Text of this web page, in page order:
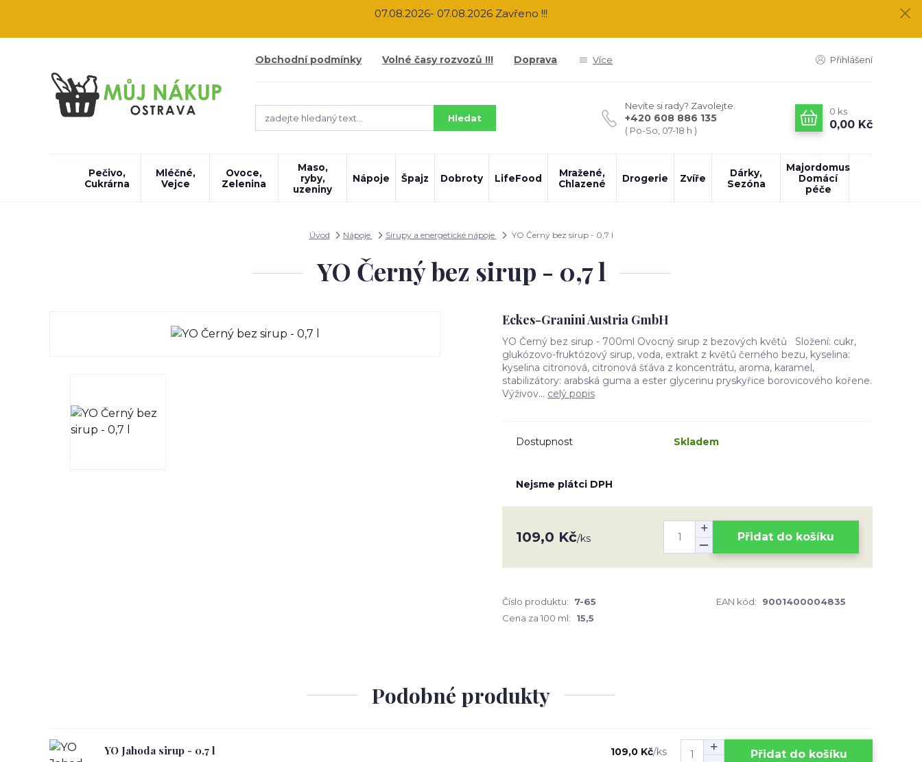
07.08.2026- 07.08.2026 Zavřeno !!!
Obchodní podmínky Volné časy rozvozů !!! Doprava Více Přihlášení
Hledat
Nevíte si rady? Zavolejte.
+420 608 886 135
( Po-So, 07-18 h )
0 ks
0,00 Kč
Pečivo,
Cukrárna
Mléčné,
Vejce
Ovoce,
Zelenina
Maso,
ryby,
uzeniny
Nápoje Špajz Dobroty LifeFood
Mražené,
Chlazené
Drogerie Zvíře
Dárky,
Sezóna
Majordomus
Domácí
péče
Úvod Nápoje Sirupy a energetické nápoje YO Černý bez sirup - 0,7 l
YO Černý bez sirup - 0,7 l
Eckes-Granini Austria GmbH
YO Černý bez sirup - 700ml Ovocný sirup z bezových květů Složení: cukr,
glukózovo-fruktózový sirup, voda, extrakt z květů černého bezu, kyselina:
kyselina citronová, citronová šťáva z koncentrátu, aroma, karamel,
stabilizátory: arabská guma a ester glycerinu pryskyřice borovicového kořene.
Výživov... celý popis
Dostupnost Skladem
Nejsme plátci DPH
109,0 Kč/ks Přidat do košíku
Číslo produktu: 7-65 EAN kód:
9001400004835
Cena za 100 ml:
15,5
Podobné produkty
YO Jahoda sirup - 0,7 l 109,0 Kč/ks Přidat do košíku